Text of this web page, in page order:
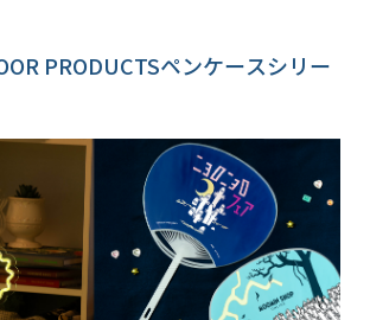
PRODUCTSペンケースシリー